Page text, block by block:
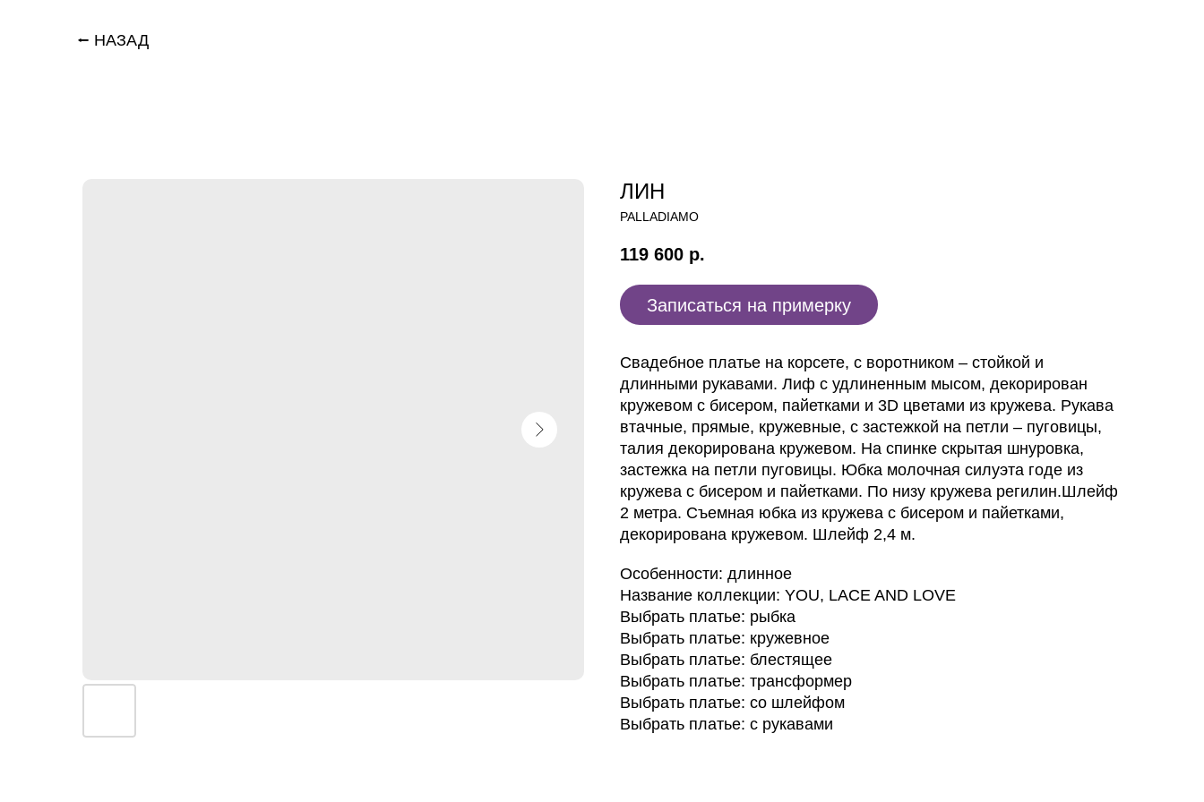
⭠ НАЗАД
ЛИН
PALLADIAMO
119 600 р.
Записаться на примерку
Свадебное платье на корсете, с воротником – стойкой и
длинными рукавами. Лиф с удлиненным мысом, декорирован
кружевом с бисером, пайетками и 3D цветами из кружева. Рукава
втачные, прямые, кружевные, с застежкой на петли – пуговицы,
талия декорирована кружевом. На спинке скрытая шнуровка,
застежка на петли пуговицы. Юбка молочная силуэта годе из
кружева с бисером и пайетками. По низу кружева регилин.Шлейф
2 метра. Съемная юбка из кружева с бисером и пайетками,
декорирована кружевом. Шлейф 2,4 м.
Особенности: длинное
Название коллекции: YOU, LACE AND LOVE
Выбрать платье: рыбка
Выбрать платье: кружевное
Выбрать платье: блестящее
Выбрать платье: трансформер
Выбрать платье: со шлейфом
Выбрать платье: с рукавами